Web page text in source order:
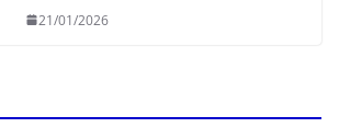
21/01/2026